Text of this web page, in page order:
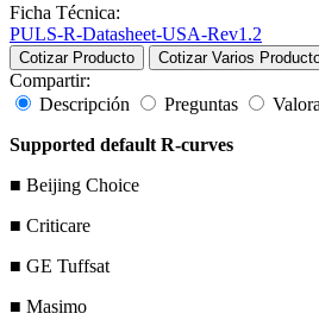
Ficha Técnica:
PULS-R-Datasheet-USA-Rev1.2
Cotizar Producto Cotizar Varios
Compartir:
Descripción
Preguntas
Supported default R-curves
■ Beijing Choice
■ Criticare
■ GE Tuffsat
■ Masimo